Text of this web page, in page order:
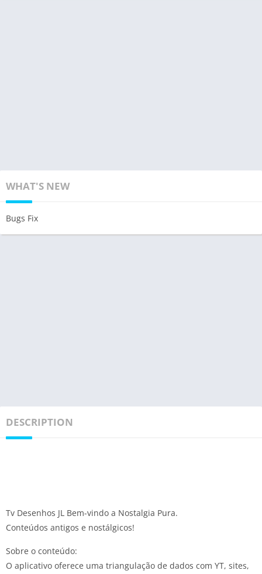
WHAT'S NEW
Bugs Fix
DESCRIPTION
Tv Desenhos JL Bem-vindo a Nostalgia Pura.
Conteúdos antigos e nostálgicos!
Sobre o conteúdo:
O aplicativo oferece uma triangulação de dados com YT, sites,